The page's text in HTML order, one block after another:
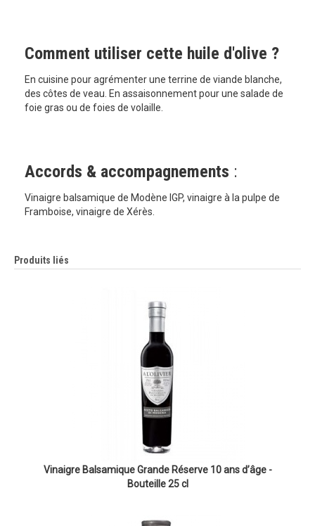
Comment utiliser cette huile d'olive ?
En cuisine pour agrémenter une terrine de viande blanche,
des côtes de veau. En assaisonnement pour une salade de
foie gras ou de foies de volaille.
Accords & accompagnements :
Vinaigre balsamique de Modène IGP, vinaigre à la pulpe de
Framboise, vinaigre de Xérès.
Produits liés
Vinaigre Balsamique Grande Réserve 10 ans d’âge -
Bouteille 25 cl